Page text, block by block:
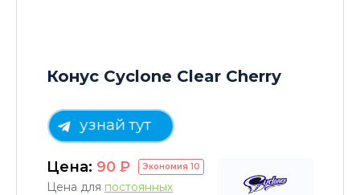
Конус Cyclone Clear Cherry
узнай тут
Цена: 90 P Экономия 10
Цена для постоянных